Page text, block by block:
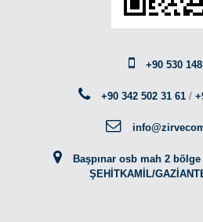
+90 530
+90 342 502 31 61 /
Başpınar osb mah 2
ŞEHİTKAMİL/